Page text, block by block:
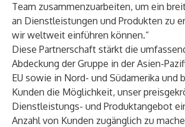
Team zusammenzuarbeiten, um ein
an Dienstleistungen und Produkten zu
wir weltweit einführen können.“
Diese Partnerschaft stärkt die
Abdeckung der Gruppe in der Asien-
EU sowie in Nord- und Südamerika und
Kunden die Möglichkeit, unser
Dienstleistungs- und Produktangebot
Anzahl von Kunden zugänglich zu